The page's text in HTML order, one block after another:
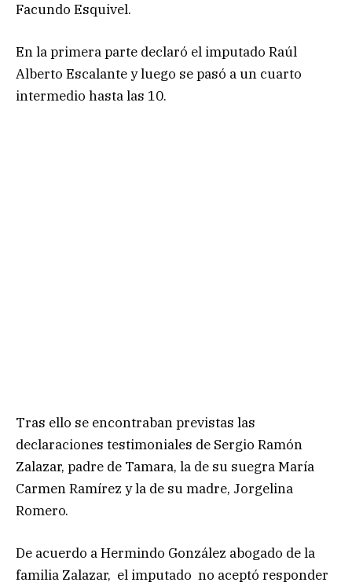
Facundo Esquivel.
En la primera parte declaró el imputado Raúl
Alberto Escalante y luego se pasó a un cuarto
intermedio hasta las 10.
Tras ello se encontraban previstas las
declaraciones testimoniales de Sergio Ramón
Zalazar, padre de Tamara, la de su suegra María
Carmen Ramírez y la de su madre, Jorgelina
Romero.
De acuerdo a Hermindo González abogado de la
familia Zalazar, el imputado no aceptó responder